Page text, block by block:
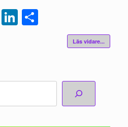
Link
Läs vidare...